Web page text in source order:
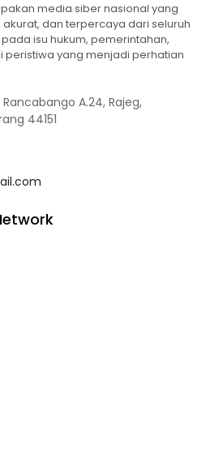
media siber nasional yang
dan terpercaya dari seluruh
isu hukum, pemerintahan,
peristiwa yang menjadi perhatian
A.24, Rajeg,
44151